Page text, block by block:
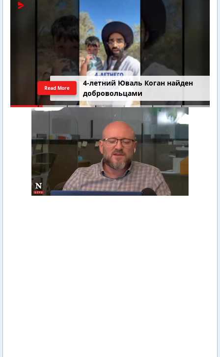
4-летний Юваль Коган найден
добровольцами
Read More